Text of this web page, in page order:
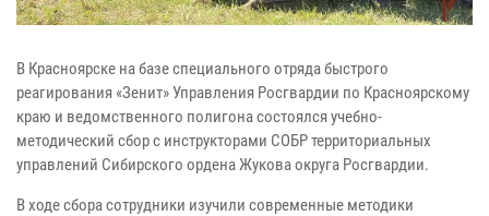
В Красноярске на базе специального отряда быстрого
реагирования «Зенит» Управления Росгвардии по Красноярскому
краю и ведомственного полигона состоялся учебно-
методический сбор с инструкторами СОБР территориальных
управлений Сибирского ордена Жукова округа Росгвардии.
В ходе сбора сотрудники изучили современные методики